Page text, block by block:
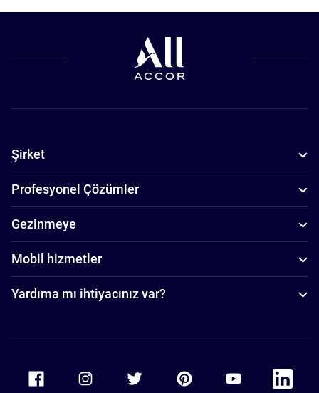
Şirket
Profesyonel Çözümler
Gezinmeye
Mobil hizmetler
Yardıma mı ihtiyacınız var?
Accor Youtube
Accor